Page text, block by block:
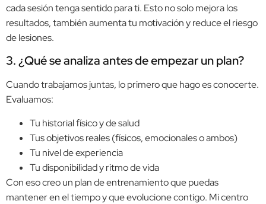
cada sesión tenga sentido para ti. Esto no solo mejora los
resultados, también aumenta tu motivación y reduce el riesgo
de lesiones.
3. ¿Qué se analiza antes de empezar un plan?
Cuando trabajamos juntas, lo primero que hago es conocerte.
Evaluamos:
Tu historial físico y de salud
Tus objetivos reales (físicos, emocionales o ambos)
Tu nivel de experiencia
Tu disponibilidad y ritmo de vida
Con eso creo un plan de entrenamiento que puedas
mantener en el tiempo y que evolucione contigo. Mi centro